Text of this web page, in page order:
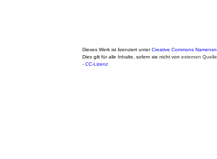
Dieses Werk ist lizenziert unterCreative Commons
Dies gilt für alle Inhalte, sofern sie nicht von externen
- CC-Lizenz